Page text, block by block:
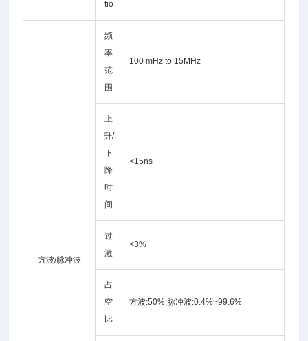
tio
方波/脉冲波
频
率
范
围
100 mHz to 15MHz
上
升/
下
降
时
间
<15ns
过
激
<3%
占
空
比
方波:50%;脉冲波:0.4%~99.6%